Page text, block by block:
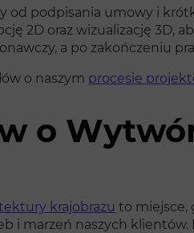
od podpisania umowy i
2D oraz wizualizację 3D,
a po zakończeniu
o naszym procesie
o
krajobrazu to miejsce,
i marzeń naszych klientów.